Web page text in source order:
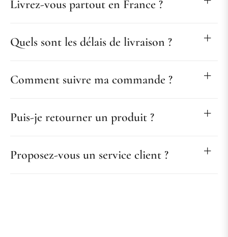
Livrez-vous partout en France ?
Quels sont les délais de livraison ?
Comment suivre ma commande ?
Puis-je retourner un produit ?
Proposez-vous un service client ?